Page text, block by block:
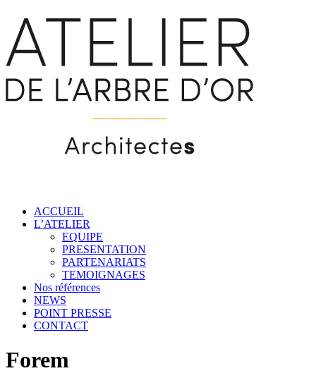
ACCUEIL
L’ATELIER
EQUIPE
PRESENTATION
PARTENARIATS
TEMOIGNAGES
Nos références
NEWS
POINT PRESSE
CONTACT
Forem